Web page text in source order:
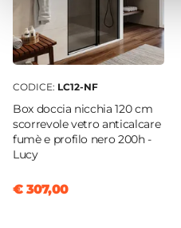
CODICE: LC12-NF
Box doccia nicchia 120 cm
scorrevole vetro anticalcare
fumè e profilo nero 200h -
Lucy
€ 307,00